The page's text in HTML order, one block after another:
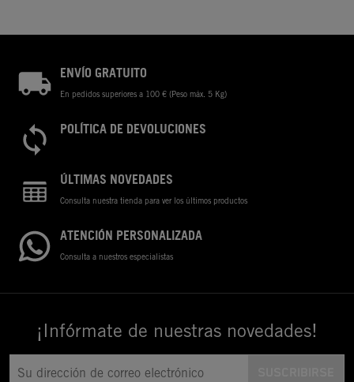
ENVÍO GRATUITO
En pedidos superiores a 100 € (Peso máx. 5 Kg)
POLÍTICA DE DEVOLUCIONES
ÚLTIMAS NOVEDADES
Consulta nuestra tienda para ver los últimos productos
ATENCIÓN PERSONALIZADA
Consulta a nuestros especialistas
¡Infórmate de nuestras novedades!